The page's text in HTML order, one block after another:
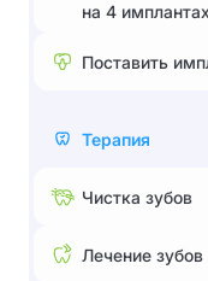
на 4 имплантах
Поставить
Терапия
Чистка зубов
Лечение зубов